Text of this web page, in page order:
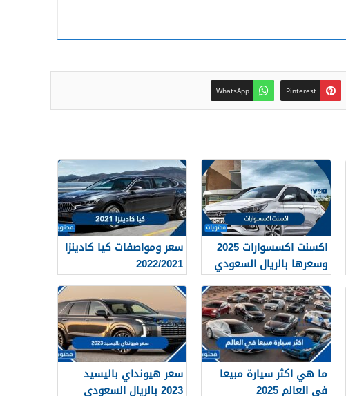
Pinterest
WhatsApp
اكسنت اكسسوارات 2025
وسعرها بالريال السعودي
سعر ومواصفات كيا كادينزا
2022/2021
ما هي اكثر سيارة مبيعا
في العالم 2025
سعر هيونداي باليسيد
2023 بالريال السعودي